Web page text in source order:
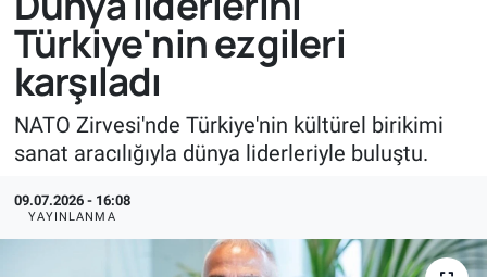
Türkiye'nin ezgileri
karşıladı
NATO Zirvesi'nde Türkiye'nin kültürel birikimi
sanat aracılığıyla dünya liderleriyle buluştu.
09.07.2026 - 16:08
YAYINLANMA
Tüm Manşetler
Son Dakika Haberleri
Haber Arşivi